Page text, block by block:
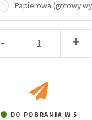
Papierowa (gotowy
- +
DO POBRANIA W 5